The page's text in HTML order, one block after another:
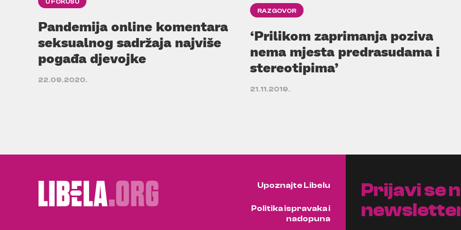
U FOKUSU
Pandemija online komentara
seksualnog sadržaja najviše
pogađa djevojke
22.09.2020.
RAZGOVOR
‘Prilikom zaprimanja poziva
nema mjesta predrasudama i
stereotipima’
21.11.2019.
Upoznajte Libelu
Politika ispravaka i
nadopuna
Prijavi se